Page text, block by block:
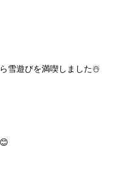
雪遊びを満喫しました☃️